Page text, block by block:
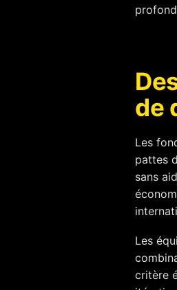
de
Les
pattes
sans
Les
critère